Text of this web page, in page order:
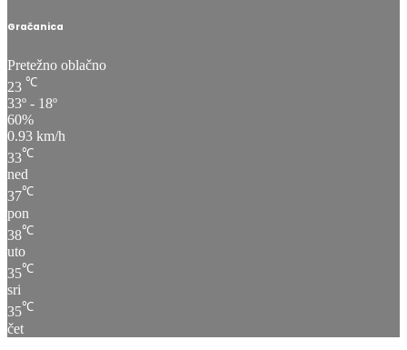
Gračanica
Pretežno oblačno
23 ℃
33º - 18º
60%
0.93 km/h
33℃
ned
37℃
pon
38℃
uto
35℃
sri
35℃
čet